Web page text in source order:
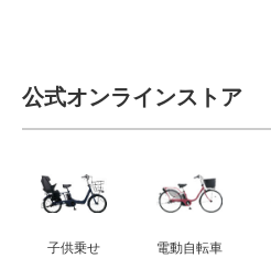
eVita
コンテンツ
公式オンラインストア
子供乗せ 電動自転車